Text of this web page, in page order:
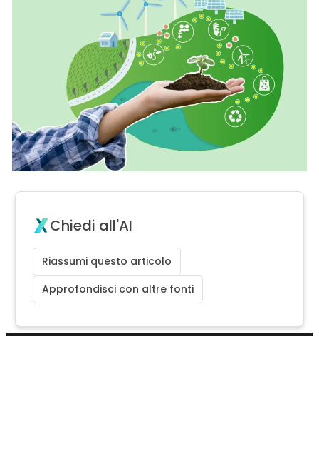
Chiedi all'AI
Riassumi questo articolo
Approfondisci con altre fonti